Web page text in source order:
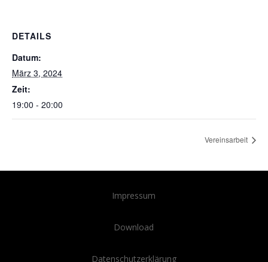
DETAILS
Datum:
März 3, 2024
Zeit:
19:00 - 20:00
Vereinsarbeit
Impressum
Download
Datenschutzerklärung